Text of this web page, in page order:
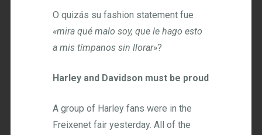
O quizás su fashion statement fue
«mira qué malo soy, que le hago esto
a mis tímpanos sin llorar»?
Harley and Davidson must be proud
A group of Harley fans were in the
Freixenet fair yesterday. All of the